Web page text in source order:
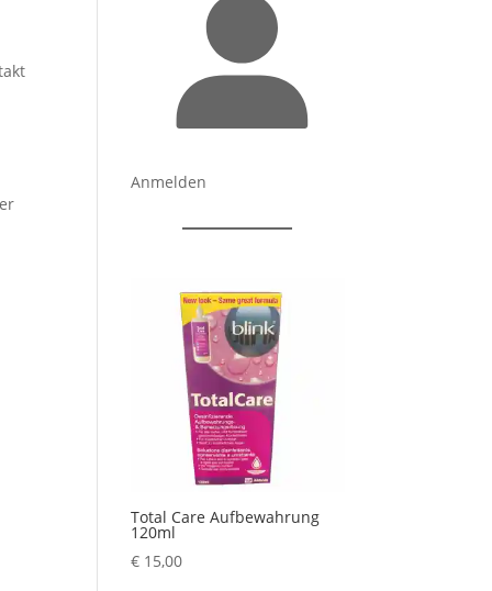
Anmelden
Total Care Aufbewahrung
120ml
€ 15,00